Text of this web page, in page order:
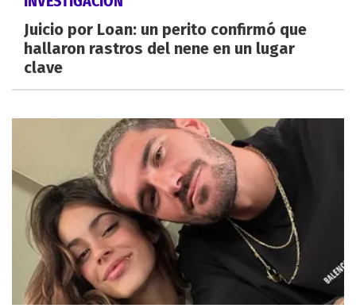
Juicio por Loan: un perito confirmó que
hallaron rastros del nene en un lugar
clave